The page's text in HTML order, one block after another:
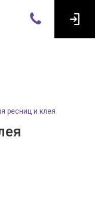
ресниц и клея